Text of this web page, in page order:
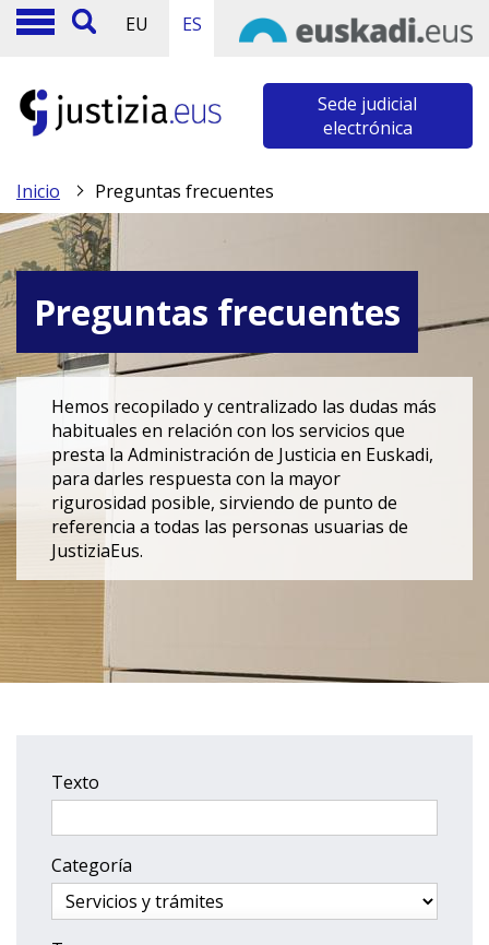
EU ES
Sede judicial
electrónica
Inicio Preguntas frecuentes
Preguntas frecuentes
Hemos recopilado y centralizado las dudas más
habituales en relación con los servicios que
presta la Administración de Justicia en Euskadi,
para darles respuesta con la mayor
rigurosidad posible, sirviendo de punto de
referencia a todas las personas usuarias de
JustiziaEus.
Texto
Categoría